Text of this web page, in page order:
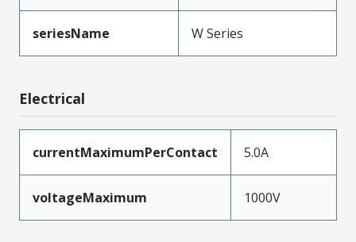
seriesName W Series
Electrical
currentMaximumPerContact 5.0A
voltageMaximum 1000V